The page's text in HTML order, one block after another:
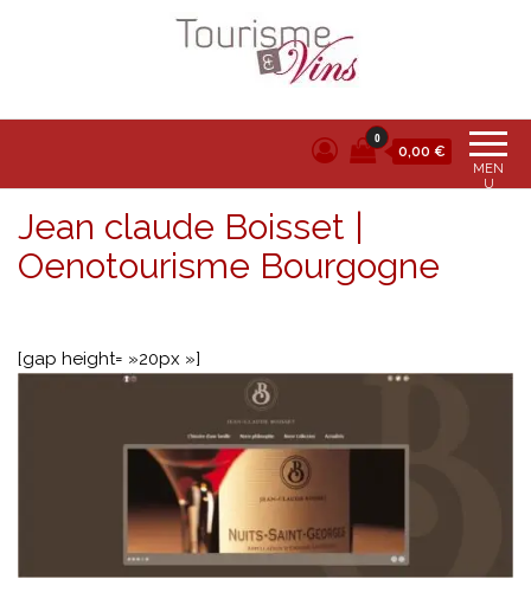
Tourisme et vins
MEN
U
0
0,00 €
Jean claude Boisset |
Oenotourisme Bourgogne
[gap height= »20px »]